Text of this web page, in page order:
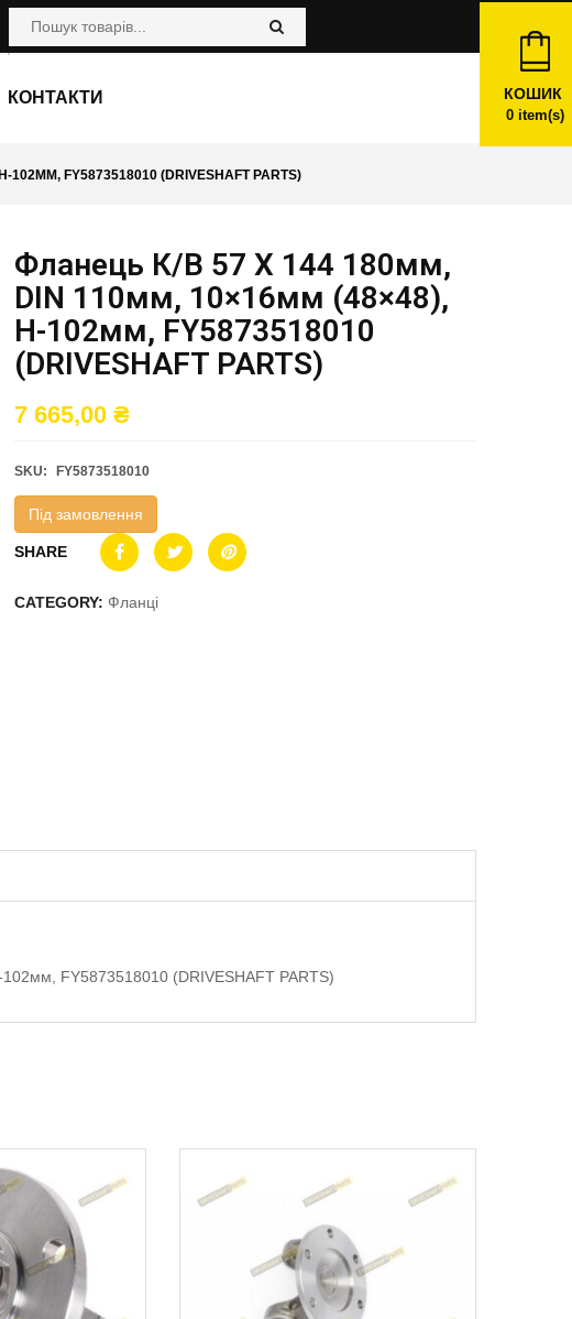
КОНТАКТИ КОШИК
0item(s)
FY5873518010 (DRIVESHAFT PARTS)
Фланець К/в 57 X 144 180мм,
DIN 110мм, 10×16мм (48×48),
H-102мм, FY5873518010
(DRIVESHAFT PARTS)
7 665,00 ₴
SKU: FY5873518010
Під замовлення
SHARE
CATEGORY: Фланці
FY5873518010 (DRIVESHAFT PARTS)